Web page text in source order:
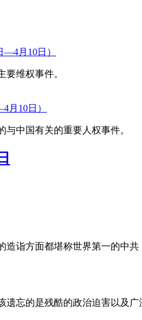
—4月10日）
要维权事件。
月10日）
中国有关的重要人权事件。
诣方面都堪称世界第一的中
遗忘的是残酷的政治迫害以及